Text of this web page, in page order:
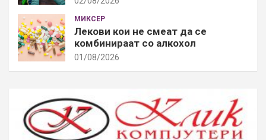
МИКСЕР
Лекови кои не смеат да се
комбинираат со алкохол
01/08/2026